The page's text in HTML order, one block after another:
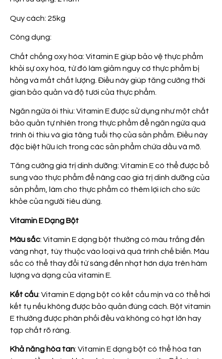
Quy cách: 25kg
Công dụng:
Chất chống oxy hóa: Vitamin E giúp bảo vệ thực phẩm
khỏi sự oxy hóa, từ đó làm giảm nguy cơ thực phẩm bị
hỏng và mất chất lượng. Điều này giúp tăng cường thời
gian bảo quản và độ tươi của thực phẩm.
Ngăn ngừa ôi thiu: Vitamin E được sử dụng như một chất
bảo quản tự nhiên trong thực phẩm để ngăn ngừa quá
trình ôi thiu và gia tăng tuổi thọ của sản phẩm. Điều này
đặc biệt hữu ích trong các sản phẩm chứa dầu và mỡ.
Tăng cường giá trị dinh dưỡng: Vitamin E có thể được bổ
sung vào thực phẩm để nâng cao giá trị dinh dưỡng của
sản phẩm, làm cho thực phẩm có thêm lợi ích cho sức
khỏe của người tiêu dùng.
Vitamin E Dạng Bột
Màu sắc: Vitamin E dạng bột thường có màu trắng đến
vàng nhạt, tùy thuộc vào loại và quá trình chế biến. Màu
sắc có thể thay đổi từ sáng đến nhạt hơn dựa trên hàm
lượng và dạng của vitamin E.
Kết cấu: Vitamin E dạng bột có kết cấu mịn và có thể hơi
kết tụ nếu không được bảo quản đúng cách. Bột vitamin
E thường được phân phối đều và không có hạt lớn hay
tạp chất rõ ràng.
Khả năng hòa tan: Vitamin E dạng bột có thể hòa tan